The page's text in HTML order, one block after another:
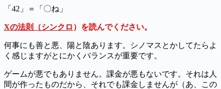
「42」＝「〇ね」
Xの法則（シンクロ ）を読んでください。
何事にも善と悪、陽と陰あります。シノマスとかしてたらよ
く感じますがとにかくバランスが重要です。
ゲームが悪でもありません。課金が悪もないです。それは人
間が作ったものだから、それでも課金しませんが（あ、この